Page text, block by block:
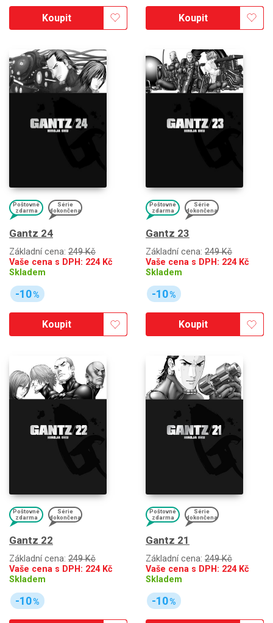
Koupit Koupit
Poštovné
zdarma
Série
dokončena
Gantz 24
Základní cena: 249 Kč
Vaše cena s DPH: 224Kč
Skladem
-10%
Koupit
Poštovné
zdarma
Série
dokončena
Gantz 23
Základní cena: 249 Kč
Vaše cena s DPH: 224Kč
Skladem
-10%
Koupit
Poštovné
zdarma
Série
dokončena
Gantz 22
Základní cena: 249 Kč
Vaše cena s DPH: 224Kč
Skladem
-10%
Poštovné
zdarma
Série
dokončena
Gantz 21
Základní cena: 249 Kč
Vaše cena s DPH: 224Kč
Skladem
-10%